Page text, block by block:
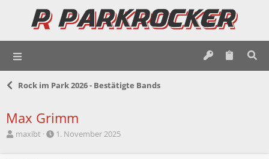
Rock im Park 2026 - Bestätigte Bands
Max Grimm
E
maxibt
E1. November 2025